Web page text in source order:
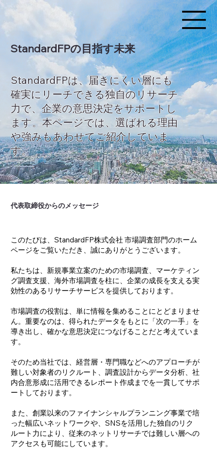
StandardFPの目指す未来
StandardFPは、届きにくい層にも
確実にリーチできる独自のリサーチ
力で、企業の意思決定をサポートし
ます。本ページでは、選ばれる理由
や強みもあわせてご紹介していま
す。
代表取締役からのメッセージ
このたびは、StandardFP株式会社 市場調査部門のホーム
ページをご覧いただき、誠にありがとうございます。
私たちは、新規事業立案のための市場調査、マーケティン
グ調査支援、海外市場調査を柱に、企業の成長を支える実
効性のあるリサーチサービスを提供しております。
市場調査の役割は、単に情報を集めることにとどまりませ
ん。重要なのは、得られたデータをもとに「次の一手」を
導き出し、確かな意思決定につなげることだと考えていま
す。
そのため当社では、経営層・専門職などへのアプローチが
難しい対象者のリクルート、調査設計からデータ分析、社
内合意形成に活用できるレポート作成までを一貫してサポ
ートしております。
また、創業以来のファイナンシャルプランニング事業で培
った幅広いネットワークや、SNSを活用した独自のリク
ルート力により、従来のネットリサーチでは難しい層への
アクセスも可能にしています。